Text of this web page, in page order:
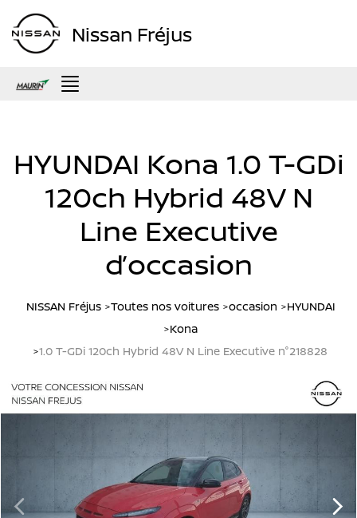
Nissan Fréjus
Menu
HYUNDAI Kona 1.0 T-GDi
120ch Hybrid 48V N
Line Executive
d’occasion
NISSAN Fréjus Toutes nos voitures occasion
HYUNDAI
Kona
1.0 T-GDi 120ch Hybrid 48V N Line Executive n°218828